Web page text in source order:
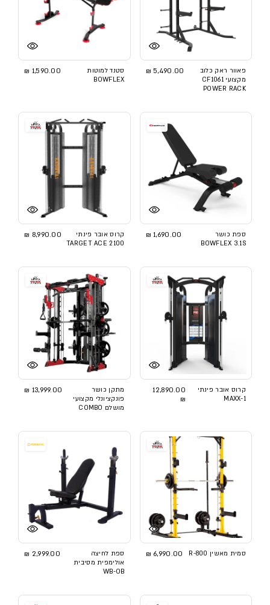
פאוור ראק כלוב
מקצועי CF1061
POWER RACK
5,490.00 ₪
סטנד למוטות
BOWFLEX
1,590.00 ₪
ספת כושר
BOWFLEX 3.1S
1,690.00 ₪
קרוס אובר פינתי
TARGET ACE 2100
8,990.00 ₪
קרוס אובר פינתי
MAXX-1
12,890.00
₪
מתקן כושר
פונקציונלי מקצועי
מושלם COMBO
13,999.00 ₪
סמית מאשין R-800 6,990.00 ₪
ספת לחיצה
אולימפית מסיבית
WB-OB
2,999.00 ₪